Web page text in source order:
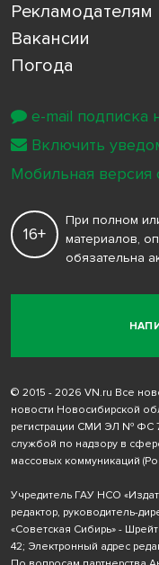
Рекламодателям
Вакансии
Погода
16+
При полном
материалов,
обязательна
© 2015 - 2026 VN.ru Все
новости Новосибирской
регистрации СМИ ЭЛ № ФС
службой по надзору в
массовых коммуникаций
Учредитель ГАУ НСО
редактор, руководитель-
«Советская Сибирь» -
42; Электронный адрес
e-mail подписка
Включить
Мобильная версия